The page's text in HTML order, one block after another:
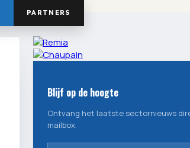
PARTNERS
Blijf op de hoogte
Ontvang het laatste sectornieuws
mailbox.